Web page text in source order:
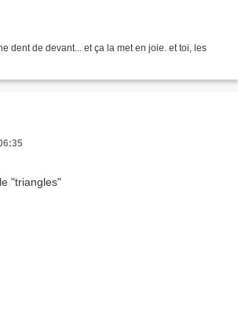
dent de devant... et ça la met en joie. et toi, les